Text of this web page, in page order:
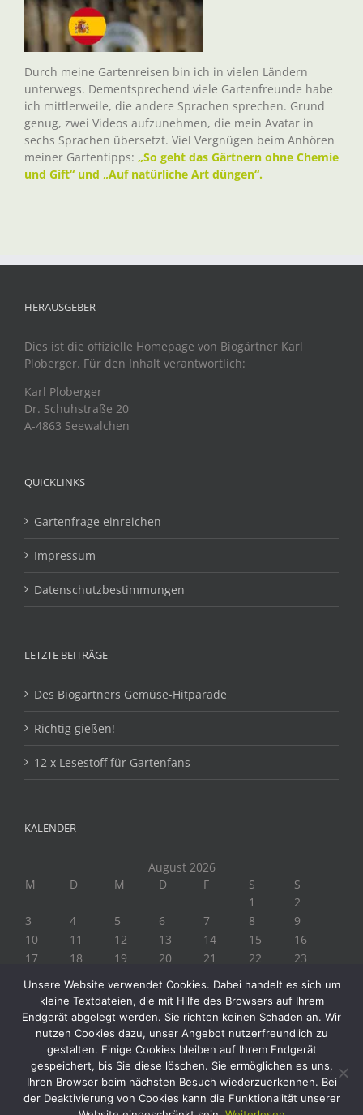
Durch meine Gartenreisen bin ich in vielen Ländern
unterwegs. Dementsprechend viele Gartenfreunde habe
ich mittlerweile, die andere Sprachen sprechen. Grund
genug, zwei Videos aufzunehmen, die mein Avatar in
sechs Sprachen übersetzt. Viel Vergnügen beim Anhören
meiner Gartentipps: „So geht das Gärtnern ohne Chemie
und Gift“ und „Auf natürliche Art düngen“.
HERAUSGEBER
Dies ist die offizielle Homepage von Biogärtner Karl
Ploberger. Für den Inhalt verantwortlich:
Karl Ploberger
Dr. Schuhstraße 20
A-4863 Seewalchen
QUICKLINKS
Gartenfrage einreichen
Impressum
Datenschutzbestimmungen
LETZTE BEITRÄGE
Des Biogärtners Gemüse-Hitparade
Richtig gießen!
12 x Lesestoff für Gartenfans
KALENDER
August 2026
M
D M D F S
S
1
2
3
4 5 6 7 8
9
10
11 12 13 14 15
16
17
18 19 20 21 22
23
24
25 27 28
« Juli
Unsere Website verwendet Cookies. Dabei handelt es sich um
kleine Textdateien, die mit Hilfe des Browsers auf Ihrem
Endgerät abgelegt werden. Sie richten keinen Schaden an. Wir
nutzen Cookies dazu, unser Angebot nutzerfreundlich zu
gestalten. Einige Cookies bleiben auf Ihrem Endgerät
gespeichert, bis Sie diese löschen. Sie ermöglichen es uns,
Ihren Browser beim nächsten Besuch wiederzuerkennen. Bei
der Deaktivierung von Cookies kann die Funktionalität unserer